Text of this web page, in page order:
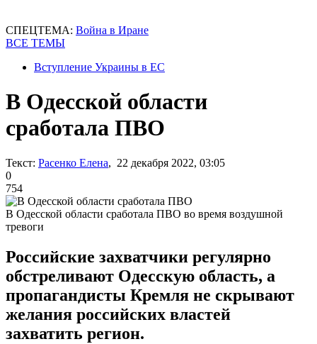
СПЕЦТЕМА: Война в Иране
ВСЕ ТЕМЫ
Вступление Украины в ЕС
В Одесской области
сработала ПВО
Текст: Расенко Елена, 22 декабря 2022, 03:05
0
754
В Одесской области сработала ПВО во время воздушной
тревоги
Российские захватчики регулярно
обстреливают Одесскую область, а
пропагандисты Кремля не скрывают
желания российских властей
захватить регион.